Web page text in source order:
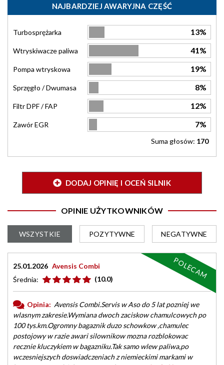
NAJBARDZIEJ AWARYJNA CZĘŚĆ
Turbosprężarka 13%
Wtryskiwacze paliwa 41%
Pompa wtryskowa 19%
Sprzęgło / Dwumasa 8%
Filtr DPF / FAP 12%
Zawór EGR 7%
Suma głosów: 170
DODAJ OPINIĘ I OCEŃ SILNIK
OPINIE UŻYTKOWNIKÓW
WSZYSTKIE POZYTYWNE NEGATYWNE
25.01.2026 Avensis Combi
Średnia:
(10.0)
Opinia: Avensis Combi.Servis w Aso do 5 lat pozniej we
wlasnym zakresie.Wymiana dwoch zaciskow chamulcowych po
100 tys.km.Ogromny bagaznik duzo schowkow ,chamulec
postojowy w razie awari silownikow mozna rozblokowac
recznie kluczykiem w bagazniku.Tak samo wlew paliwa,po
wczesniejszych doswiadczeniach z niemieckimi markami w
POLECAM